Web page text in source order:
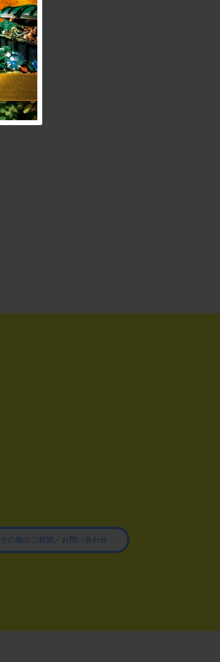
その他のご相談／お問い合わせ